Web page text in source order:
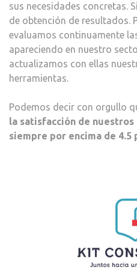
sus necesidades concretas.
de obtención de resultados.
evaluamos continuamente
apareciendo en nuestro
actualizamos con ellas
herramientas.
Podemos decir con orgullo
la satisfacción de
siempre por encima de 4.5